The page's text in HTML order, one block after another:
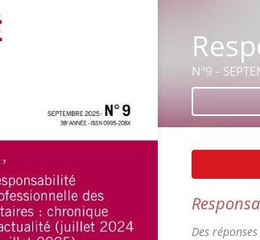
N°9 -
Des